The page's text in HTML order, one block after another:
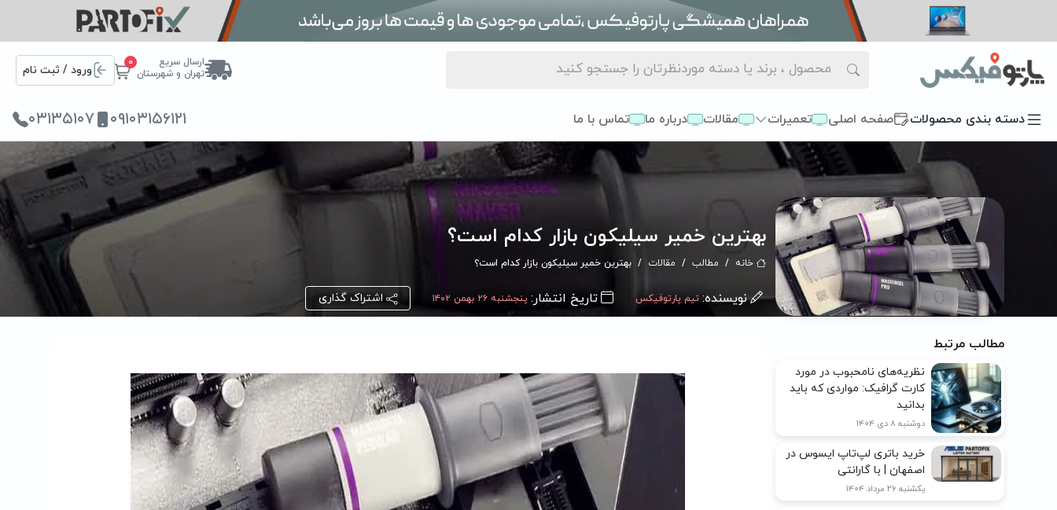
ارسال سریع
تهران و شهرستان
0
ورود / ثبت نام
دسته بندی محصولات صفحه اصلی تعمیرات مقالات درباره ما تماس با ما ۰۹۱۰۳۱۵۶۱۲۱ ۰۳۱۳۵۱۰۷
بهترین خمیر سیلیکون بازار کدام است؟
خانه مطالب مقالات بهترین خمیر سیلیکون بازار کدام است؟
نویسنده: تیم پارتوفیکس تاریخ انتشار: پنجشنبه ۲۶ بهمن ۱۴۰۲ اشتراک گذاری
مطالب مرتبط
نظریه‌های نامحبوب در مورد
کارت گرافیک: مواردی که باید
بدانید
دوشنبه ۸ دی ۱۴۰۴
خرید باتری لپ‌تاپ ایسوس در
اصفهان | با گارانتی
یکشنبه ۲۶ مرداد ۱۴۰۴